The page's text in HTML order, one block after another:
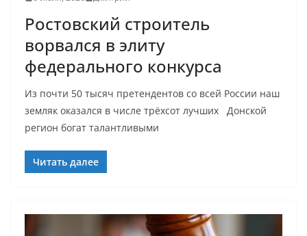
Ростовский строитель
ворвался в элиту
федерального конкурса
Из почти 50 тысяч претендентов со всей России наш
земляк оказался в числе трёхсот лучших Донской
регион богат талантливыми
Читать далее